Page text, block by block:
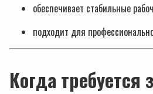
обеспечивает стабильные
подходит для
Когда требуется